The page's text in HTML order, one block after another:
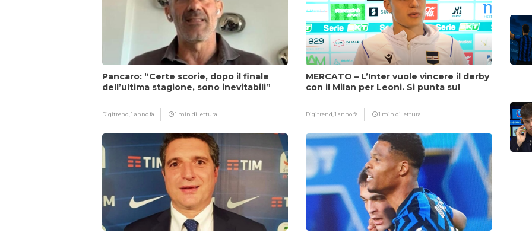
Pancaro: “Certe scorie, dopo il finale
dell’ultima stagione, sono inevitabili”
Digitrend,1 anno fa 1 min di lettura
MERCATO – L’Inter vuole vincere il derby
con il Milan per Leoni. Si punta sul
Digitrend,1 anno fa 1 min di lettura